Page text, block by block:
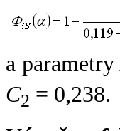
a
C2 = 0,238.